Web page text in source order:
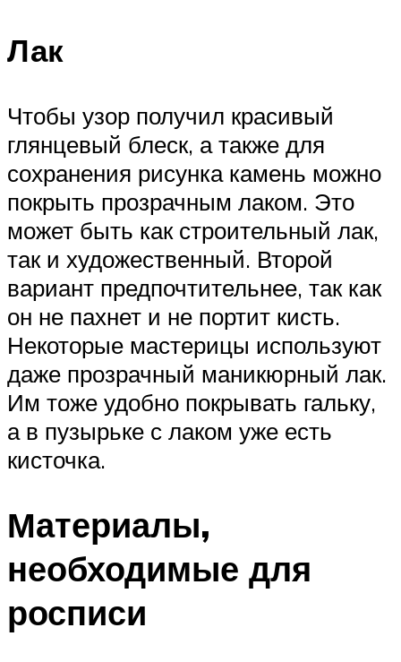
Лак
Чтобы узор получил красивый
глянцевый блеск, а также для
сохранения рисунка камень можно
покрыть прозрачным лаком. Это
может быть как строительный лак,
так и художественный. Второй
вариант предпочтительнее, так как
он не пахнет и не портит кисть.
Некоторые мастерицы используют
даже прозрачный маникюрный лак.
Им тоже удобно покрывать гальку,
а в пузырьке с лаком уже есть
кисточка.
Материалы,
необходимые для
росписи